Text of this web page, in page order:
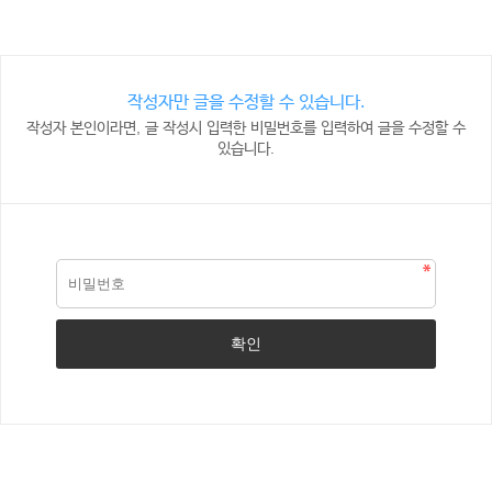
작성자만 글을 수정할 수 있습니다.
작성자 본인이라면, 글 작성시 입력한 비밀번호를 입력하여 글을 수정할 수
있습니다.